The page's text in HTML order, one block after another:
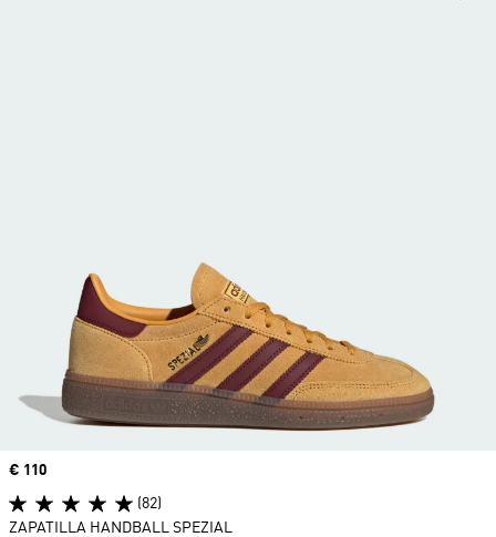
Precio
€ 110
(82)
ZAPATILLA HANDBALL SPEZIAL